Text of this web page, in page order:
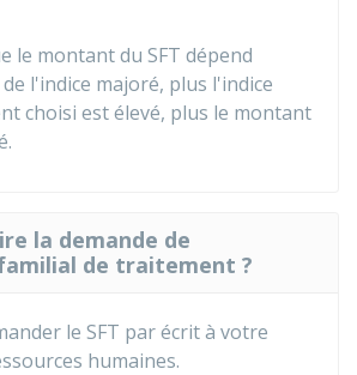
le montant du SFT dépend
l'indice majoré, plus l'indice
choisi est élevé, plus le montant
la demande de
de traitement ?
le SFT par écrit à votre
humaines.